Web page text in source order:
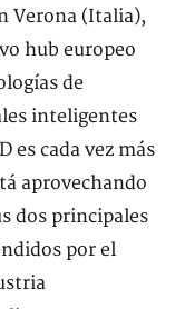
Verona (Italia),
hub europeo
de
inteligentes
es cada vez más
aprovechando
dos principales
por el